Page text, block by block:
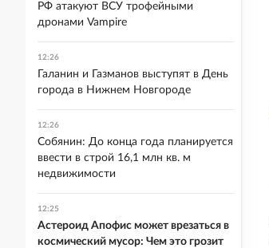
РФ атакуют ВСУ трофейными
дронами Vampire
12:26
Галанин и Газманов выступят в День
города в Нижнем Новгороде
12:26
Собянин: До конца года планируется
ввести в строй 16,1 млн кв. м
недвижимости
12:25
Астероид Апофис может врезаться в
космический мусор: Чем это грозит